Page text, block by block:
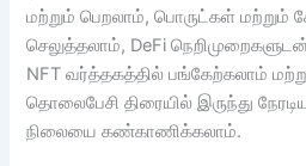
மற்றும் பெறலாம், பொருட்கள் மற்றும்
செலுத்தலாம், DeFi
NFT வர்த்தகத்தில் பங்கேற்கலாம்
தொலைபேசி திரையில் இருந்து
நிலையை கண்காணிக்கலாம்.